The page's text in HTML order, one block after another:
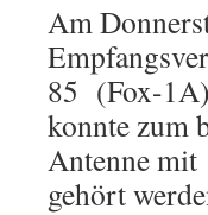
Am
85 (Fox-1A)
konnte zum
Antenne mit
gehört